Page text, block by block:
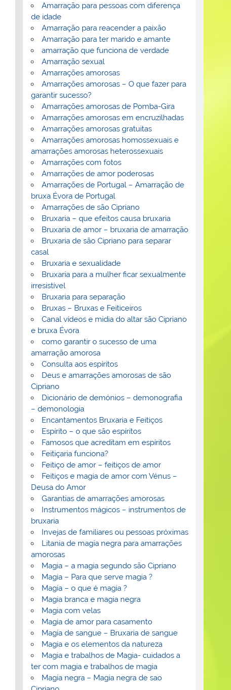
Amarração para pessoas com diferença
de idade
Amarração para reacender a paixão
Amarração para ter marido e amante
amarração que funciona de verdade
Amarração sexual
Amarrações amorosas
Amarrações amorosas – O que fazer para
garantir sucesso?
Amarrações amorosas de Pomba-Gira
Amarrações amorosas em encruzilhadas
Amarrações amorosas gratuitas
Amarrações amorosas homossexuais e
amarrações amorosas heterossexuais
Amarrações com fotos
Amarrações de amor poderosas
Amarrações de Portugal – Amarração de
bruxa Évora de Portugal
Amarrações de são Cipriano
Bruxaria – que efeitos causa bruxaria
Bruxaria de amor – bruxaria de amarração
Bruxaria de são Cipriano para separar
casal
Bruxaria e sexualidade
Bruxaria para a mulher ficar sexualmente
irresistível
Bruxaria para separação
Bruxas – Bruxas e Feiticeiros
Canal vídeos e midia do altar são Cipriano
e bruxa Évora
como garantir o sucesso de uma
amarração amorosa
Consulta aos espíritos
Deus e amarrações amorosas de são
Cipriano
Dicionário de demónios – demonografia
– demonologia
Encantamentos Bruxaria e Feitiços
Espírito – o que são espíritos
Famosos que acreditam em espíritos
Feitiçaria funciona?
Feitiço de amor – feitiços de amor
Feitiços e magia de amor com Vénus –
Deusa do Amor
Garantias de amarrações amorosas
Instrumentos mágicos – instrumentos de
bruxaria
Invejas de familiares ou pessoas próximas
Litania de magia negra para amarrações
amorosas
Magia – a magia segundo são Cipriano
Magia – Para que serve magia ?
Magia – o que é magia ?
Magia branca e magia negra
Magia com velas
Magia de amor para casamento
Magia de sangue – Bruxaria de sangue
Magia e os elementos da natureza
Magia e trabalhos de Magia- cuidados a
ter com magia e trabalhos de magia
Magia negra – Magia negra de sao